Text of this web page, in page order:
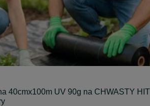
40cmx100m UV 90g na CHWASTY HIT